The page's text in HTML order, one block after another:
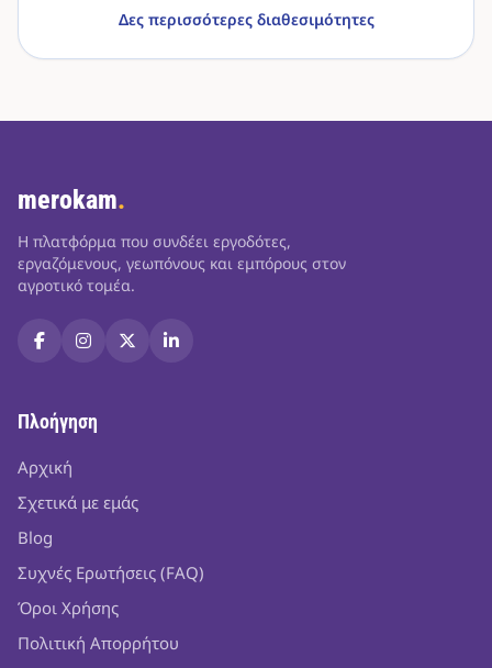
Δες περισσότερες διαθεσιμότητες
merokam.
Η πλατφόρμα που συνδέει εργοδότες,
εργαζόμενους, γεωπόνους και εμπόρους στον
αγροτικό τομέα.
Πλοήγηση
Αρχική
Σχετικά με εμάς
Blog
Συχνές Ερωτήσεις (FAQ)
Όροι Χρήσης
Πολιτική Απορρήτου